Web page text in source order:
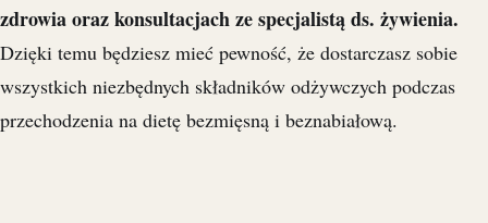
zdrowia oraz konsultacjach ze specjalistą ds. żywienia.
Dzięki temu będziesz mieć pewność, że dostarczasz sobie
wszystkich niezbędnych składników odżywczych podczas
przechodzenia na dietę bezmięsną i beznabiałową.